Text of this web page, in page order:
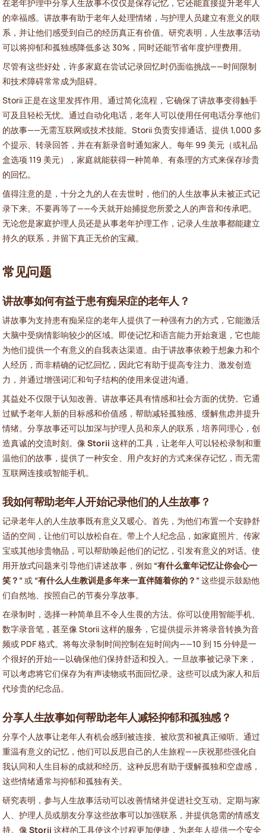
在老年护理中分享人生故事不仅仅是保存记忆，它还能直接提升老年人
的幸福感。讲故事有助于老年人处理情绪，与护理人员建立有意义的联
系，并让他们感受到自己的经历真正有价值。研究表明，人生故事活动
可以将抑郁和孤独感降低多达 30%，同时还能节省年度护理费用。
尽管有这些好处，许多家庭在尝试记录回忆时仍面临挑战——时间限制
和技术障碍常常成为阻碍。
Storii 正是在这里发挥作用。通过简化流程，它确保了讲故事变得触手
可及且轻松无忧。通过自动化电话，老年人可以使用任何电话分享他们
的故事——无需互联网或技术技能。Storii 负责安排通话、提供 1,000 多
个提示、转录回答，并在有新录音时通知家人。每年 99 美元（或礼品
盒选项 119 美元），家庭就能获得一种简单、有条理的方式来保存珍贵
的回忆。
值得注意的是，十分之九的人在去世时，他们的人生故事从未被正式记
录下来。不要再等了——今天就开始捕捉您所爱之人的声音和传承吧。
无论您是家庭护理人员还是从事老年护理工作，记录人生故事都能建立
持久的联系，并留下真正无价的宝藏。
常见问题
讲故事如何有益于患有痴呆症的老年人？
讲故事为支持患有痴呆症的老年人提供了一种强有力的方式，它能激活
大脑中受病情影响较少的区域。即使记忆和语言能力开始衰退，它也能
为他们提供一个有意义的自我表达渠道。由于讲故事依赖于想象力和个
人经历，而非精确的记忆回忆，因此它有助于提高专注力、激发创造
力，并通过增强词汇和句子结构的使用来促进沟通。
其益处不仅限于认知改善。讲故事还具有情感和社会方面的优势。它通
过赋予老年人新的目标感和价值感，帮助减轻孤独感、缓解焦虑并提升
情绪。分享故事还可以加深与护理人员和亲人的联系，培养同理心，创
造真诚的交流时刻。像 Storii 这样的工具，让老年人可以轻松录制和重
温他们的故事，提供了一种安全、用户友好的方式来保存记忆，而无需
互联网连接或智能手机。
我如何帮助老年人开始记录他们的人生故事？
记录老年人的人生故事既有意义又暖心。首先，为他们布置一个安静舒
适的空间，让他们可以放松自在。带上个人纪念品，如家庭照片、传家
宝或其他珍贵物品，可以帮助唤起他们的记忆，引发有意义的对话。使
用开放式问题来引导他们讲述故事，例如 “有什么童年记忆让你会心一
笑？”或 “有什么人生教训是多年来一直伴随着你的？”这些提示鼓励他
们自然地、按照自己的节奏分享故事。
在录制时，选择一种简单且不令人生畏的方法。你可以使用智能手机、
数字录音笔，甚至像 Storii 这样的服务，它提供提示并将录音转换为音
频或 PDF 格式。将每次录制时间控制在短时间内——10 到 15 分钟是一
个很好的开始——以确保他们保持舒适和投入。一旦故事被记录下来，
可以考虑将它们保存为有声读物或书面回忆录。这些可以成为家人和后
代珍贵的纪念品。
分享人生故事如何帮助老年人减轻抑郁和孤独感？
分享个人故事让老年人有机会感到被连接、被欣赏和被真正倾听。通过
重温有意义的记忆，他们可以反思自己的人生旅程——庆祝那些强化自
我认同和人生目标的成就和经历。这种反思有助于缓解孤独和空虚感，
这些情绪通常与抑郁和孤独有关。
研究表明，参与人生故事活动可以改善情绪并促进社交互动。定期与家
人、护理人员或朋友分享这些故事可以加强联系，并提供急需的情感支
持。像 Storii 这样的工具使这个过程更加便捷，为老年人提供一个安全